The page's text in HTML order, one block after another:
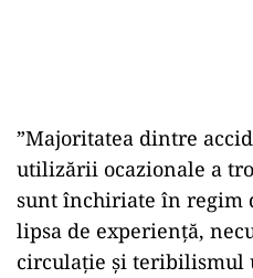
”Majoritatea dintre
utilizării ocazionale a
sunt închiriate în regim
lipsa de experiență,
circulație și teribilismul